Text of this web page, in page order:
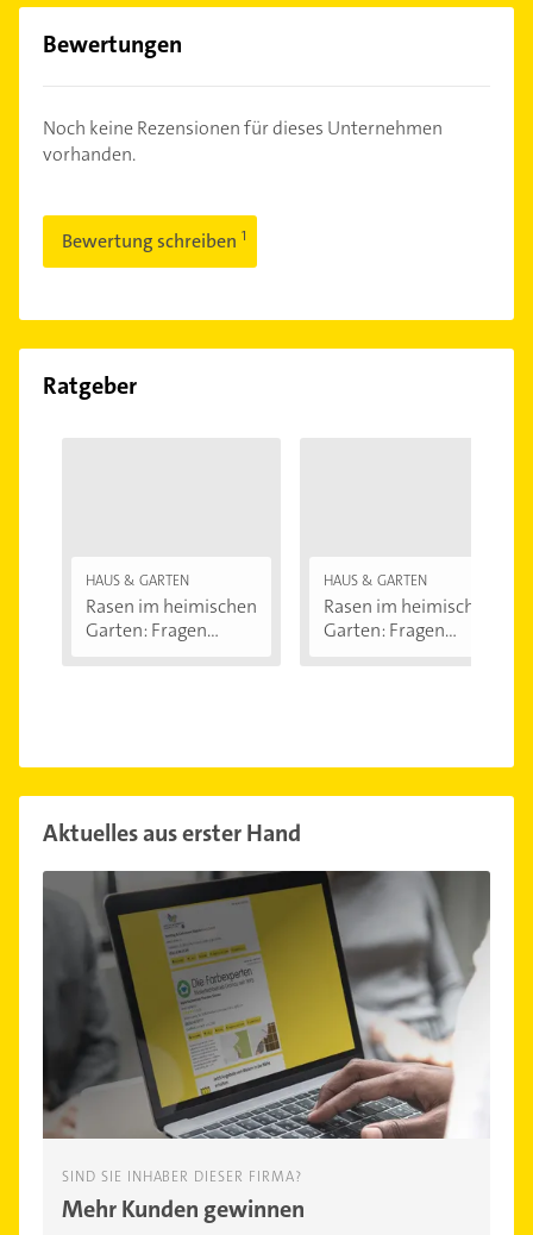
Bewertungen
Noch keine Rezensionen für dieses Unternehmen
vorhanden.
Bewertung schreiben
Ratgeber
HAUS & GARTEN
Rasen im heimischen
Garten: Fragen...
HAUS & GARTEN
Rasen im heimischen
Garten: Fragen...
Aktuelles aus erster Hand
SIND SIE INHABER DIESER FIRMA?
Mehr Kunden gewinnen